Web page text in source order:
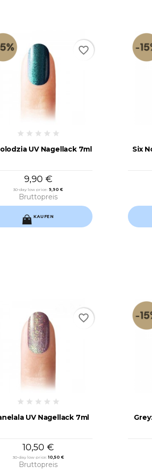
UV Nagellack 7ml
9,90 €
30-day low price:9,90 €
Bruttopreis
KAUFEN
favorite_border
Six
UV Nagellack 7ml
10,50 €
30-day low price:10,50 €
Bruttopreis
favorite_border
ERSTELLEN